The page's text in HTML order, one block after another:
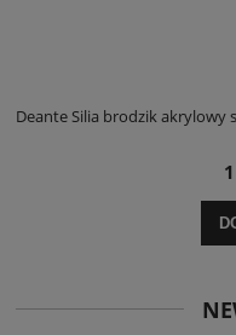
Deante Silia brodzik akrylowy